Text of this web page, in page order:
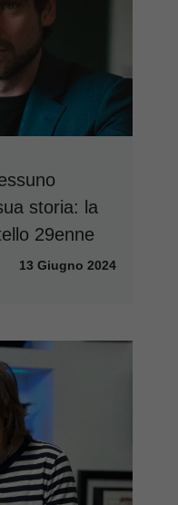
storia: la
29enne
13 Giugno 2024